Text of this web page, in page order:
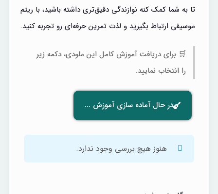
تا به شما کمک کنه نوازندگی دقیق‌تری داشته باشید، با ریتم
موسیقی ارتباط بگیرید و لذت تمرین حرفه‌ای رو تجربه کنید.
🛒 برای دریافت آموزش کامل این ملودی، دکمه زیر
را انتخاب نمایید.
در حال آماده سازی آموزش ...
هنوز هیچ بررسی وجود ندارد.